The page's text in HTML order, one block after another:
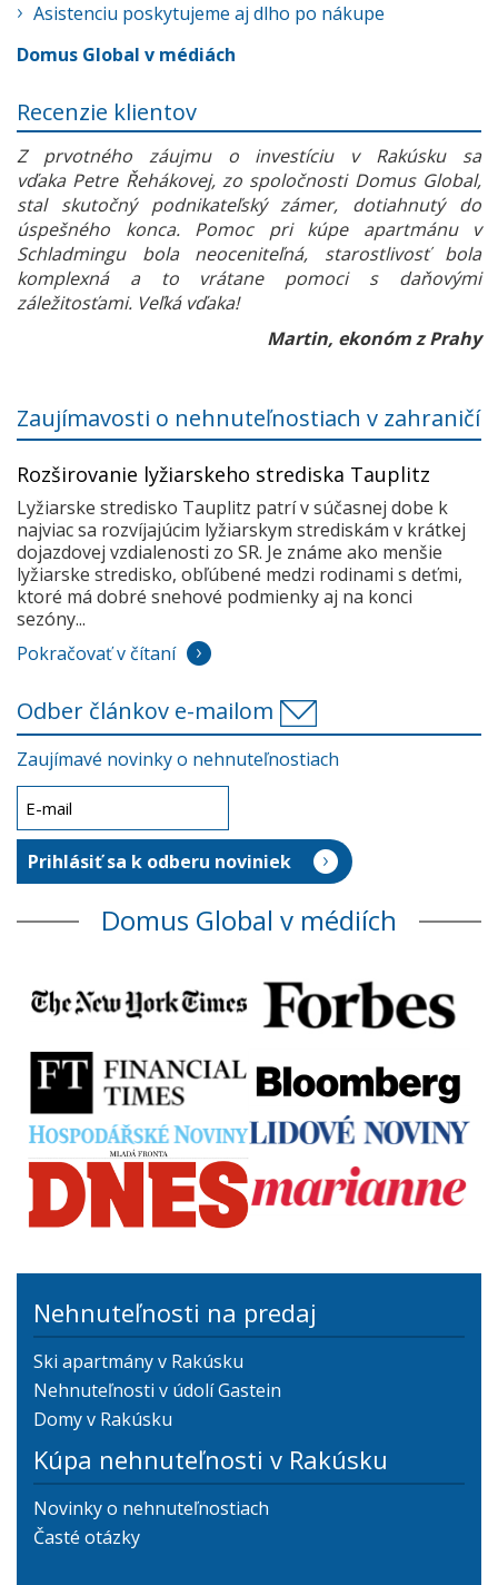
Asistenciu poskytujeme aj dlho po nákupe
Domus Global v médiách
Recenzie klientov
Z prvotného záujmu o investíciu v Rakúsku sa
vďaka Petre Řehákovej, zo spoločnosti Domus Global,
stal skutočný podnikateľský zámer, dotiahnutý do
úspešného konca. Pomoc pri kúpe apartmánu v
Schladmingu bola neoceniteľná, starostlivosť bola
komplexná a to vrátane pomoci s daňovými
záležitosťami. Veľká vďaka!
Martin, ekonóm z Prahy
Zaujímavosti o nehnuteľnostiach v zahraničí
Rozširovanie lyžiarskeho strediska Tauplitz
Lyžiarske stredisko Tauplitz patrí v súčasnej dobe k
najviac sa rozvíjajúcim lyžiarskym strediskám v krátkej
dojazdovej vzdialenosti zo SR. Je známe ako menšie
lyžiarske stredisko, obľúbené medzi rodinami s deťmi,
ktoré má dobré snehové podmienky aj na konci
sezóny...
Pokračovať v čítaní
Odber článkov e-mailom
Zaujímavé novinky o nehnuteľnostiach
Domus Global v médiích
Nehnuteľnosti na predaj
Ski apartmány v Rakúsku
Nehnuteľnosti v údolí Gastein
Domy v Rakúsku
Kúpa nehnuteľnosti v Rakúsku
Novinky o nehnuteľnostiach
Časté otázky